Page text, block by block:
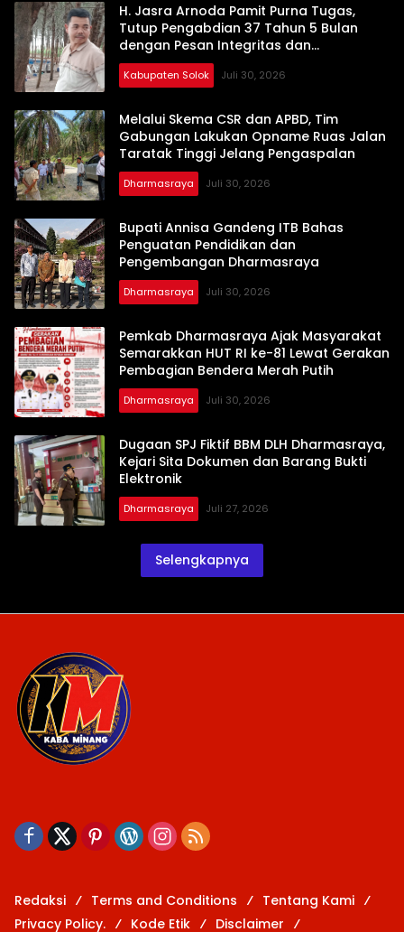
H. Jasra Arnoda Pamit Purna Tugas,
Tutup Pengabdian 37 Tahun 5 Bulan
dengan Pesan Integritas dan
Profesionalisme
Kabupaten Solok Juli 30, 2026
Melalui Skema CSR dan APBD, Tim
Gabungan Lakukan Opname Ruas Jalan
Taratak Tinggi Jelang Pengaspalan
Dharmasraya Juli 30, 2026
Bupati Annisa Gandeng ITB Bahas
Penguatan Pendidikan dan
Pengembangan Dharmasraya‎
Dharmasraya Juli 30, 2026
Pemkab Dharmasraya Ajak Masyarakat
Semarakkan HUT RI ke-81 Lewat Gerakan
Pembagian Bendera Merah Putih
Dharmasraya Juli 30, 2026
Dugaan SPJ Fiktif BBM DLH Dharmasraya,
Kejari Sita Dokumen dan Barang Bukti
Elektronik
Dharmasraya Juli 27, 2026
Selengkapnya
Redaksi Terms and Conditions
Tentang Kami
Privacy Policy.
Kode Etik Disclaimer